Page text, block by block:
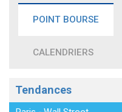
POINT BOURSE
CALENDRIERS
Tendances